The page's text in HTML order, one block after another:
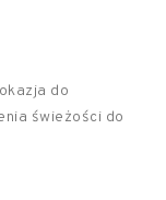
do
świeżości do